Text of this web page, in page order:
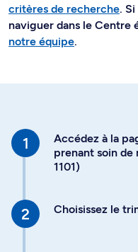
critères de recherche.
naviguer dans le Centre
notre équipe.
Accédez à la
prenant soin de
1101)
Choisissez le